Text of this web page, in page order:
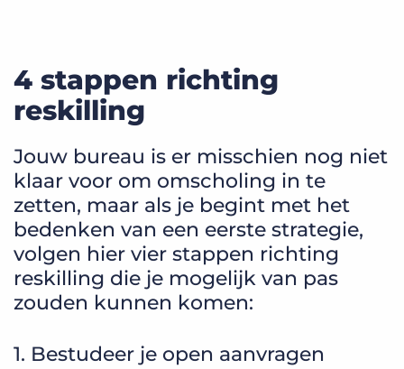
4 stappen richting
reskilling
Jouw bureau is er misschien nog niet
klaar voor om omscholing in te
zetten, maar als je begint met het
bedenken van een eerste strategie,
volgen hier vier stappen richting
reskilling die je mogelijk van pas
zouden kunnen komen:
1. Bestudeer je open aanvragen